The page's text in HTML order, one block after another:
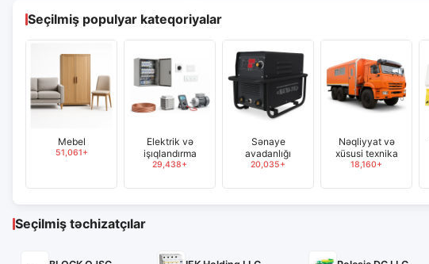
Seçilmiş populyar kateqoriyalar
Mebel
51,061+
Elektrik və
işıqlandırma
29,438+
Sənaye
avadanlığı
20,035+
Nəqliyyat və
xüsusi texnika
18,160+
Seçilmiş təchizatçılar